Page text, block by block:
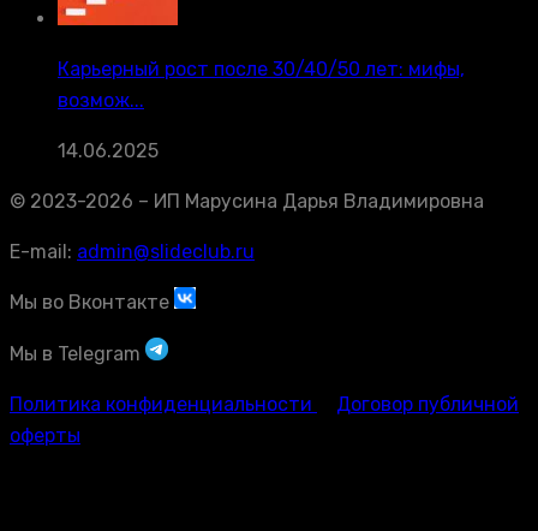
Карьерный рост после 30/40/50 лет: мифы,
возмож...
14.06.2025
© 2023-2026 – ИП Марусина Дарья Владимировна
E-mail: admin@slideclub.ru
Мы во Вконтакте
Мы в Telegram
Политика конфиденциальности
Договор публичной
оферты